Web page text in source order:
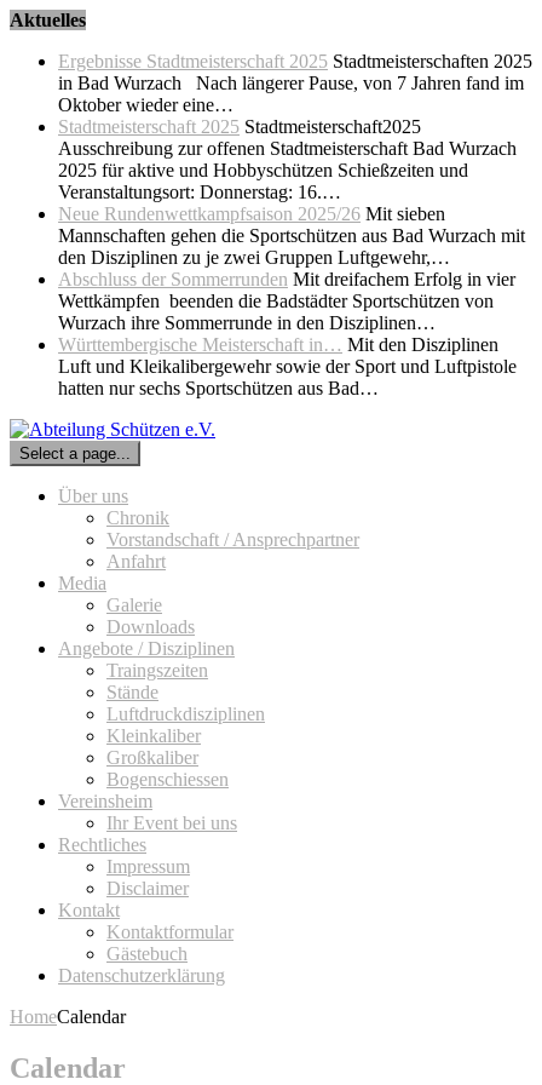
Skip
content
Aktuelles
Ergebnisse Stadtmeisterschaft 2025 Stadtmeisterschaften 2025
in Bad Wurzach Nach längerer Pause, von 7 Jahren fand im
Oktober wieder eine…
Stadtmeisterschaft 2025 Stadtmeisterschaft2025
Ausschreibung zur offenen Stadtmeisterschaft Bad Wurzach
2025 für aktive und Hobbyschützen Schießzeiten und
Veranstaltungsort: Donnerstag: 16.…
Neue Rundenwettkampfsaison 2025/26 Mit sieben
Mannschaften gehen die Sportschützen aus Bad Wurzach mit
den Disziplinen zu je zwei Gruppen Luftgewehr,…
Abschluss der Sommerrunden Mit dreifachem Erfolg in vier
Wettkämpfen beenden die Badstädter Sportschützen von
Wurzach ihre Sommerrunde in den Disziplinen…
Württembergische Meisterschaft in… Mit den Disziplinen
Luft und Kleikalibergewehr sowie der Sport und Luftpistole
hatten nur sechs Sportschützen aus Bad…
Select a page...
Über uns
Chronik
Vorstandschaft / Ansprechpartner
Anfahrt
Media
Galerie
Downloads
Angebote / Disziplinen
Traingszeiten
Stände
Luftdruckdisziplinen
Kleinkaliber
Großkaliber
Bogenschiessen
Vereinsheim
Ihr Event bei uns
Rechtliches
Impressum
Disclaimer
Kontakt
Kontaktformular
Gästebuch
Datenschutzerklärung
HomeCalendar
Calendar